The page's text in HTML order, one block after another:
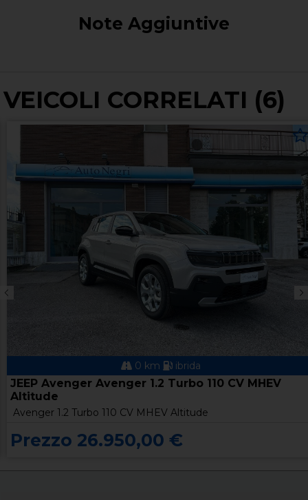
Note Aggiuntive
VEICOLI CORRELATI (6)
0 km ibrida
JEEP Avenger Avenger 1.2 Turbo 110 CV MHEV
Altitude
Avenger 1.2 Turbo 110 CV MHEV Altitude
Prezzo 26.950,00 €